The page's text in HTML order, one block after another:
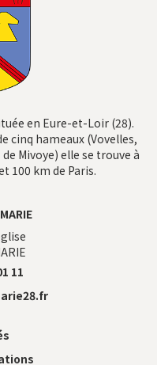
en Eure-et-Loir (28).
cinq hameaux (Vovelles,
Mivoye) elle se trouve à
100 km de Paris.
11